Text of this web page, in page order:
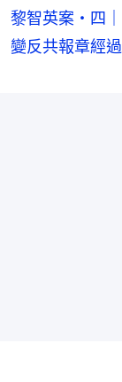
黎智英案・四
變反共報章經過